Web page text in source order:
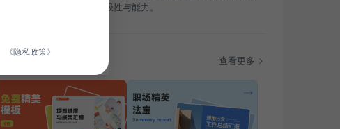
提升学生参与校园活动的积极性与能力。
查看更多
《隐私政策》